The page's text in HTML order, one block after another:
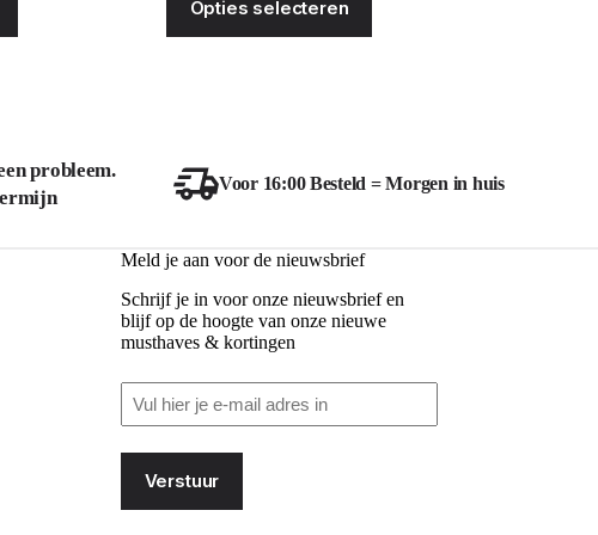
gekozen
worden
op
was:
€34.99.
is:
€25.00.
Opties selecteren
worden
probleem.
Voor 16:00 Besteld = Morgen in huis
Meld je aan voor de nieuwsbrief
Schrijf je in voor onze nieuwsbrief en
blijf op de hoogte van onze nieuwe
musthaves & kortingen
(Vereist)